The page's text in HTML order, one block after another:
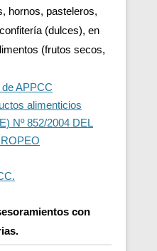
hornos, pasteleros,
(dulces), en
(frutos secos,
APPCC
alimenticios
Nº 852/2004 DEL
con